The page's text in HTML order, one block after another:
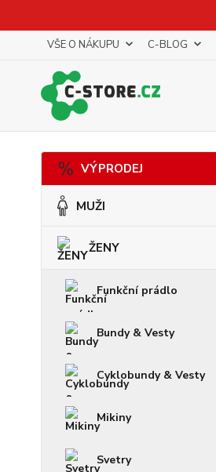
VŠE O NÁKUPU C-BLOG
VÝPRODEJ
MUŽI
ŽENY
Funkční prádlo
Bundy & Vesty
Cyklobundy & Vesty
Mikiny
Svetry